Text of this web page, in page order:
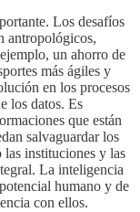
Los desafíos
antropológicos,
un ahorro de
más ágiles y
en los procesos
los datos. Es
que están
salvaguardar los
las instituciones y las
La inteligencia
humano y de
con ellos.